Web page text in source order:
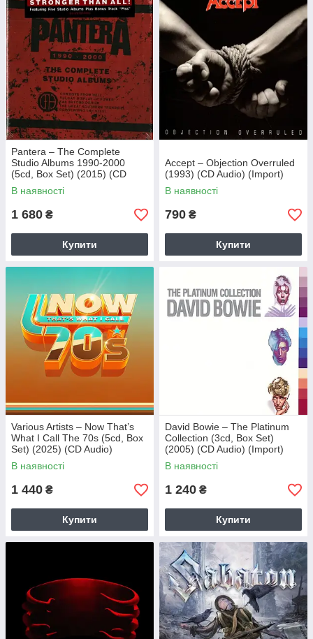
Pantera – The Complete
Studio Albums 1990-2000
(5cd, Box Set) (2015) (CD
Audio) (Import)
В наявності
1 680 ₴
Купити
Accept – Objection Overruled
(1993) (CD Audio) (Import)
В наявності
790 ₴
Купити
Various Artists – Now That’s
What I Call The 70s (5cd, Box
Set) (2025) (CD Audio)
(Import)
В наявності
1 440 ₴
Купити
David Bowie – The Platinum
Collection (3cd, Box Set)
(2005) (CD Audio) (Import)
В наявності
1 240 ₴
Купити